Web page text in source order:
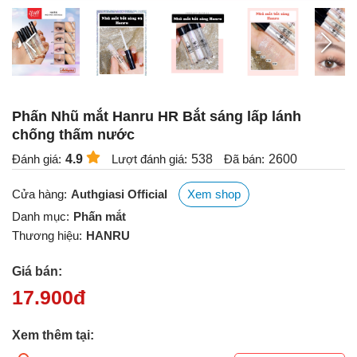
Phấn Nhũ mắt Hanru HR Bắt sáng lấp lánh
chống thấm nước
Đánh giá: 4.9 Lượt đánh giá: 538 Đã bán: 2600
Cửa hàng: Authgiasi Official
Xem shop
Danh mục: Phấn mắt
Thương hiệu: HANRU
Giá bán:
17.900đ
Xem thêm tại: